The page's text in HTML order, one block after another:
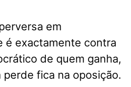
em
é exactamente contra
de quem ganha,
perde fica na oposição.